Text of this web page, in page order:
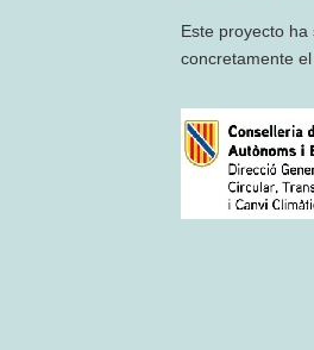
Este proyecto
concretamente el